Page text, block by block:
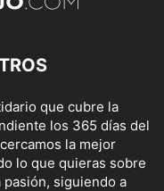
que cubre la
los 365 días del
la mejor
lo que quieras sobre
pasión, siguiendo a